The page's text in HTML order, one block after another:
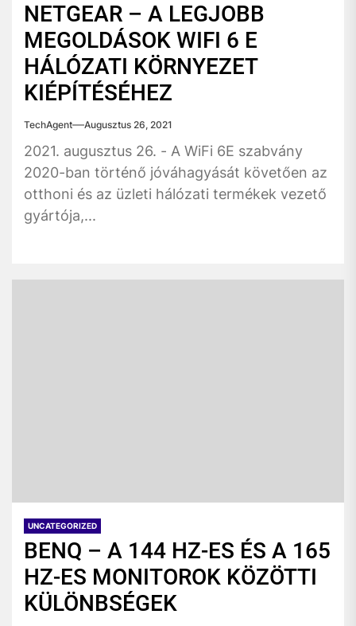
NETGEAR – A LEGJOBB
MEGOLDÁSOK WIFI 6 E
HÁLÓZATI KÖRNYEZET
KIÉPÍTÉSÉHEZ
TechAgent Augusztus 26, 2021
2021. augusztus 26. - A WiFi 6E szabvány
2020-ban történő jóváhagyását követően az
otthoni és az üzleti hálózati termékek vezető
gyártója,...
UNCATEGORIZED
BENQ – A 144 HZ-ES ÉS A 165
HZ-ES MONITOROK KÖZÖTTI
KÜLÖNBSÉGEK